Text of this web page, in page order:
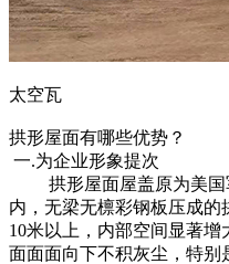
太空瓦
拱形屋面有哪些优势？
一.为企业形象提次
拱形屋面屋盖原为美国
内，无梁无檩彩钢板压成的
10米以上，内部空间显著
面面面向下不积灰尘，特